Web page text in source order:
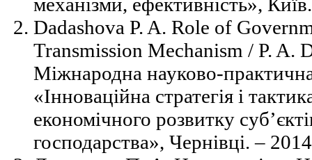
Dadashova P. A. Role of
Transmission Mechanism / P. A.
Міжнародна науково-
«Інноваційна стратегія і
економічного розвитку
господарства», Чернівці. –